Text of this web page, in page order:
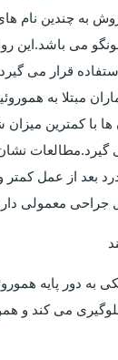
به چندین نام
می باشد.این
قرار می
ها با کمترین
نشان
بعد از عمل کمتر
جراحی معمولی
به دور پایه
می کند و